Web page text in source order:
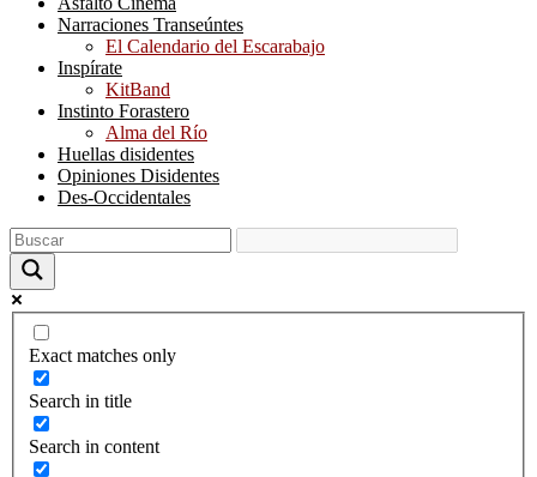
Narraciones Transeúntes
El Calendario del Escarabajo
Inspírate
KitBand
Instinto Forastero
Alma del Río
Huellas disidentes
Opiniones Disidentes
Des-Occidentales
Exact matches only
Search in title
Search in content